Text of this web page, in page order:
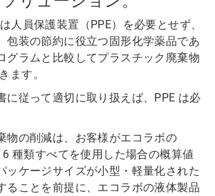
人員保護装置（PPE）を必要とせず、
包装の節約に役立つ固形化学薬品であ
グラムと比較してプラスチック廃棄物
ます。
に従って適切に取り扱えば、PPE は必
物の削減は、お客様がエコラボの
6 種類すべてを使用した場合の概算値
ッケージサイズが小型・軽量化された
ることを前提に、エコラボの液体製品